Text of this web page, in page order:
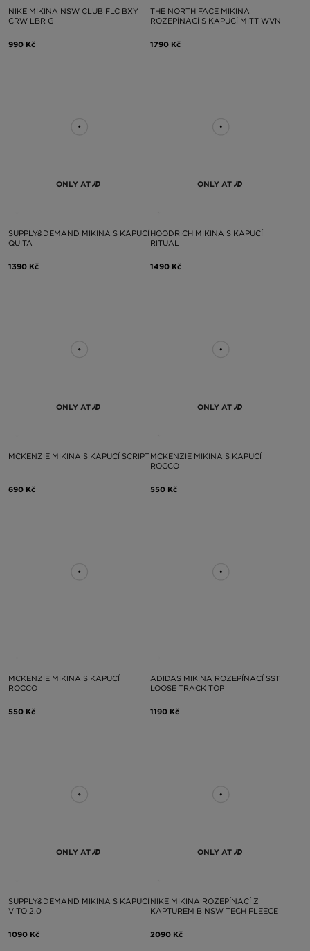
NIKE MIKINA NSW CLUB FLC BXY
CRW LBR G
990 Kč
THE NORTH FACE MIKINA
ROZEPÍNACÍ S KAPUCÍ MITT WVN
1790 Kč
ONLY AT
SUPPLY&DEMAND MIKINA S KAPUCÍ
QUITA
1390 Kč
ONLY AT
HOODRICH MIKINA S KAPUCÍ
RITUAL
1490 Kč
ONLY AT
MCKENZIE MIKINA S KAPUCÍ SCRIPT
690 Kč
ONLY AT
MCKENZIE MIKINA S KAPUCÍ
ROCCO
550 Kč
MCKENZIE MIKINA S KAPUCÍ
ROCCO
550 Kč
ADIDAS MIKINA ROZEPÍNACÍ SST
LOOSE TRACK TOP
1190 Kč
ONLY AT
SUPPLY&DEMAND MIKINA S KAPUCÍ
VITO 2.0
1090 Kč
ONLY AT
NIKE MIKINA ROZEPÍNACÍ Z
KAPTUREM B NSW TECH FLEECE
2090 Kč